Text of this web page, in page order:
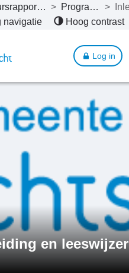
Bestuursrapportage 2024 > Programma’s >
navigatie
Hoog contrast
Log in
en leeswijzer